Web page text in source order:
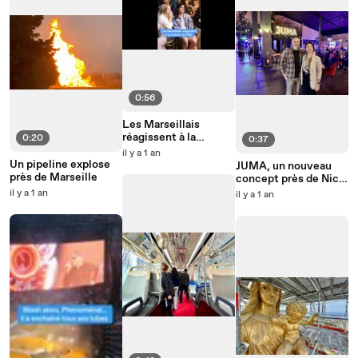
0:20
Un pipeline explose
près de Marseille
il y a 1 an
0:56
Les Marseillais
réagissent à la
victoire du PSG
il y a 1 an
0:37
JUMA, un nouveau
concept près de Nice,
cartonne avec
il y a 1 an